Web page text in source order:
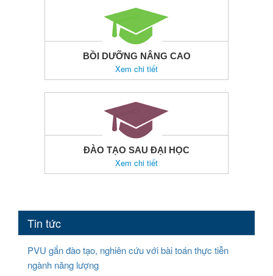
BỒI DƯỠNG NÂNG CAO
Xem chi tiết
ĐÀO TẠO SAU ĐẠI HỌC
Xem chi tiết
Tin tức
PVU gắn đào tạo, nghiên cứu với bài toán thực tiễn
ngành năng lượng